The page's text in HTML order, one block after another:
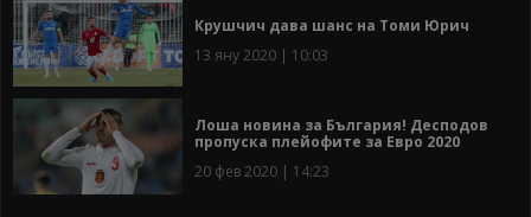
Крушчич дава шанс на Томи Юрич
13 яну 2020 | 10:03
Лоша новина за България! Десподов
пропуска плейофите за Евро 2020
20 фев 2020 | 14:23